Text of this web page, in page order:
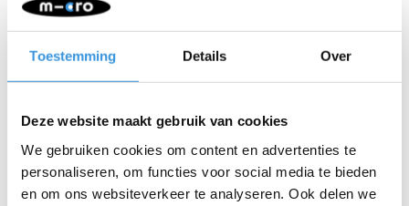
Toestemming Details Over
Deze website maakt gebruik van cookies
We gebruiken cookies om content en advertenties te
personaliseren, om functies voor social media te bieden
en om ons websiteverkeer te analyseren. Ook delen we
- +
Gratis verzending vanaf €60
Dit product wordt via de standaard TNT Post service verzonden.
Vervangen is eenvoudig. Je staat in no time weer op zijn step!